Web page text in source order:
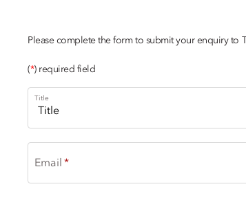
Please complete the form to submit your enquiry to
(*) required field
Title
Email